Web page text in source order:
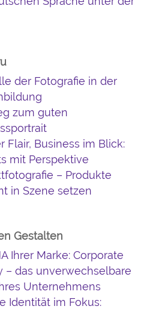
der Fotografie in der
zum guten
Flair, Business im Blick:
mit Perspektive
– Produkte
in Szene setzen
Gestalten
Ihrer Marke: Corporate
– das unverwechselbare
Unternehmens
Identität im Fokus: